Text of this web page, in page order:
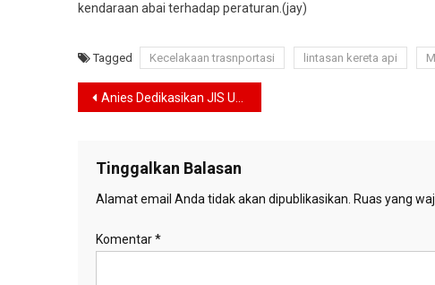
kendaraan abai terhadap peraturan.(jay)
Tagged Kecelakaan trasnportasi lintasan kereta api
Navigasi
Anies Dedikasikan JIS Untuk Jakmania, Warga Jakata dan Bangsa Indonesia
Tinggalkan Balasan
Alamat email Anda tidak akan dipublikasikan. Ruas yang
Komentar*